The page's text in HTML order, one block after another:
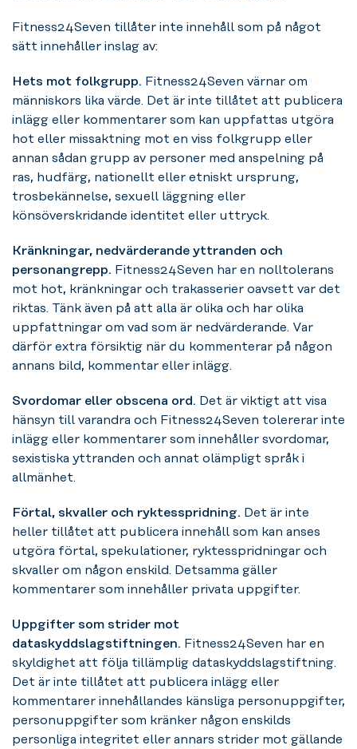
Fitness24Seven tillåter inte innehåll som på något
sätt innehåller inslag av:
Hets mot folkgrupp. Fitness24Seven värnar om
människors lika värde. Det är inte tillåtet att publicera
inlägg eller kommentarer som kan uppfattas utgöra
hot eller missaktning mot en viss folkgrupp eller
annan sådan grupp av personer med anspelning på
ras, hudfärg, nationellt eller etniskt ursprung,
trosbekännelse, sexuell läggning eller
könsöverskridande identitet eller uttryck.
Kränkningar, nedvärderande yttranden och
personangrepp. Fitness24Seven har en nolltolerans
mot hot, kränkningar och trakasserier oavsett var det
riktas. Tänk även på att alla är olika och har olika
uppfattningar om vad som är nedvärderande. Var
därför extra försiktig när du kommenterar på någon
annans bild, kommentar eller inlägg.
Svordomar eller obscena ord. Det är viktigt att visa
hänsyn till varandra och Fitness24Seven tolererar inte
inlägg eller kommentarer som innehåller svordomar,
sexistiska yttranden och annat olämpligt språk i
allmänhet.
Förtal, skvaller och ryktesspridning. Det är inte
heller tillåtet att publicera innehåll som kan anses
utgöra förtal, spekulationer, ryktesspridningar och
skvaller om någon enskild. Detsamma gäller
kommentarer som innehåller privata uppgifter.
Uppgifter som strider mot
dataskyddslagstiftningen. Fitness24Seven har en
skyldighet att följa tillämplig dataskyddslagstiftning.
Det är inte tillåtet att publicera inlägg eller
kommentarer innehållandes känsliga personuppgifter,
personuppgifter som kränker någon enskilds
personliga integritet eller annars strider mot gällande